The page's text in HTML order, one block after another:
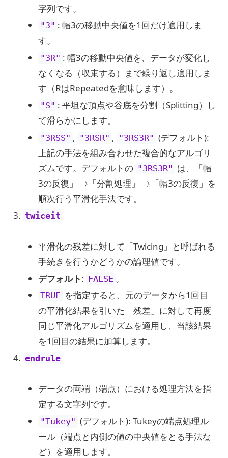
字列です。
"3" : 幅3の移動中央値を1回だけ適用しま
す。
"3R" : 幅3の移動中央値を、データが変化し
なくなる（収束する）まで繰り返し適用しま
す（RはRepeatedを意味します）。
"S" : 平坦な頂点や谷底を分割（Splitting）し
て滑らかにします。
"3RSS" , "3RSR" , "3RS3R" (デフォルト):
上記の手法を組み合わせた複合的なアルゴリ
ズムです。デフォルトの "3RS3R" は、「幅
3の反復」
→
「分割処理」
→
「幅3の反復」を
順次行う平滑化手法です。
twiceit
平滑化の残差に対して「Twicing」と呼ばれる
手続きを行うかどうかの論理値です。
デフォルト: FALSE 。
TRUE を指定すると、元のデータから1回目
の平滑化結果を引いた「残差」に対して再度
同じ平滑化アルゴリズムを適用し、当該結果
を1回目の結果に加算します。
endrule
データの両端（端点）における処理方法を指
定する文字列です。
"Tukey" (デフォルト): Tukeyの端点処理ル
ール（端点と内側の値の中央値をとる手法な
ど）を適用します。